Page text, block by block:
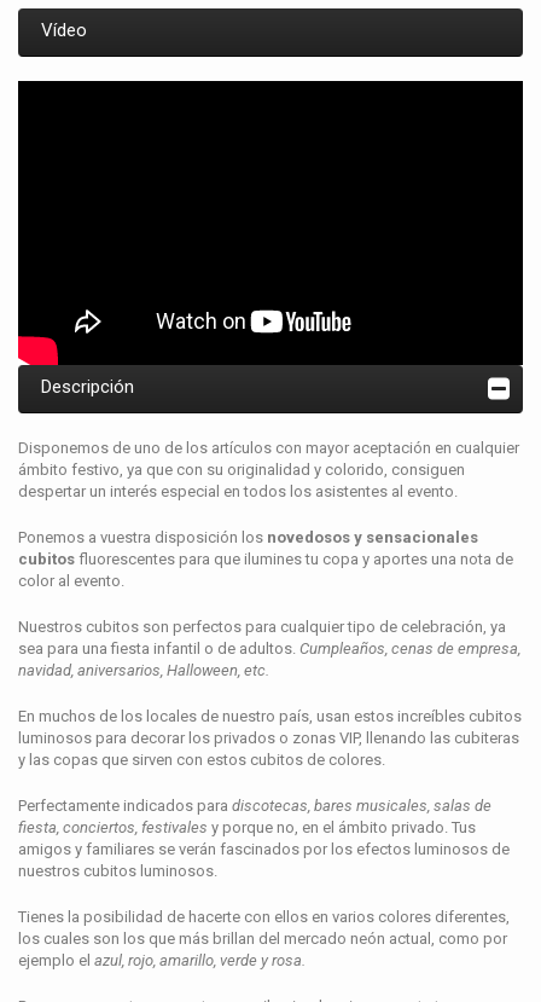
Vídeo
Descripción
Disponemos de uno de los artículos con mayor aceptación en cualquier
ámbito festivo, ya que con su originalidad y colorido, consiguen
despertar un interés especial en todos los asistentes al evento.
Ponemos a vuestra disposición los novedosos y sensacionales
cubitos fluorescentes para que ilumines tu copa y aportes una nota de
color al evento.
Nuestros cubitos son perfectos para cualquier tipo de celebración, ya
sea para una fiesta infantil o de adultos. Cumpleaños, cenas de empresa,
navidad, aniversarios, Halloween, etc.
En muchos de los locales de nuestro país, usan estos increíbles cubitos
luminosos para decorar los privados o zonas VIP, llenando las cubiteras
y las copas que sirven con estos cubitos de colores.
Perfectamente indicados para discotecas, bares musicales, salas de
fiesta, conciertos, festivales y porque no, en el ámbito privado. Tus
amigos y familiares se verán fascinados por los efectos luminosos de
nuestros cubitos luminosos.
Tienes la posibilidad de hacerte con ellos en varios colores diferentes,
los cuales son los que más brillan del mercado neón actual, como por
ejemplo el azul, rojo, amarillo, verde y rosa.